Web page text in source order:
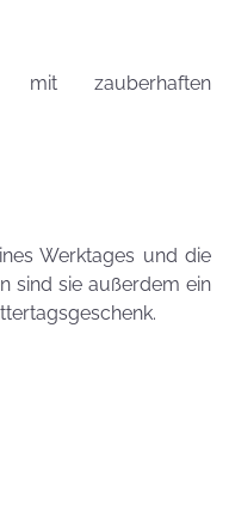
mit zauberhaften
Werktages und die
sind sie außerdem ein